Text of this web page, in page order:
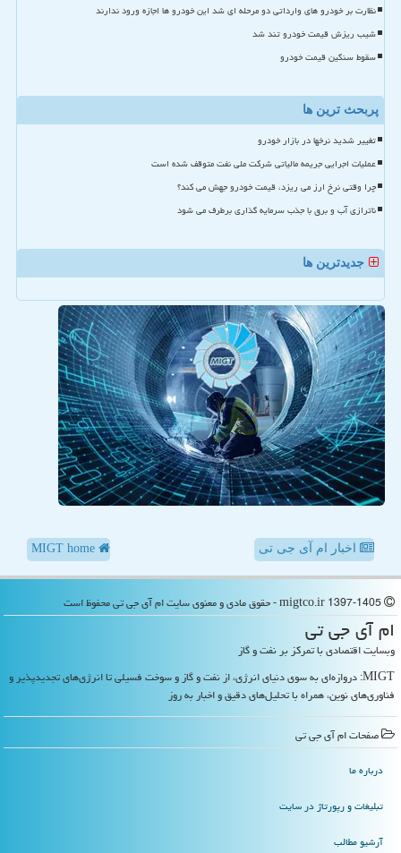
نظارت بر خودرو های وارداتی دو مرحله ای شد این خودرو ها اجازه ورود ندارند
شیب ریزش قیمت خودرو تند شد
سقوط سنگین قیمت خودرو
پربحث ترین ها
تغییر شدید نرخها در بازار خودرو
عملیات اجرایی جریمه مالیاتی شرکت ملی نفت متوقف شده است
چرا وقتی نرخ ارز می ریزد، قیمت خودرو جهش می کند؟
ناترازی آب و برق با جذب سرمایه گذاری برطرف می شود
جدیدترین ها
اخبار ام آی جی تی
ام آی جی تی
وبسایت اقتصادی با تمرکز بر نفت و گاز
MIGT: دروازه‌ای به سوی دنیای انرژی، از نفت و گاز و سوخت فسیلی تا انرژی‌های تجدیدپذیر و
فناوری‌های نوین، همراه با تحلیل‌های دقیق و اخبار به روز
صفحات ام آی جی تی
درباره ما
تبلیغات و رپورتاژ در سایت
آرشیو مطالب